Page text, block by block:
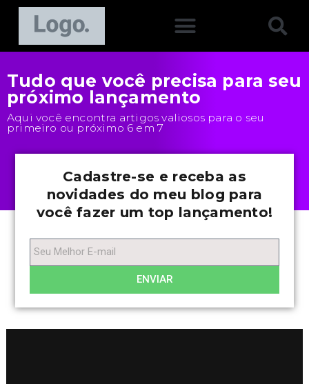
Tudo que você precisa para seu
próximo lançamento
Aqui você encontra artigos valiosos para o seu
primeiro ou próximo 6 em 7
Cadastre-se e receba as
novidades do meu blog para
você fazer um top lançamento!
ENVIAR